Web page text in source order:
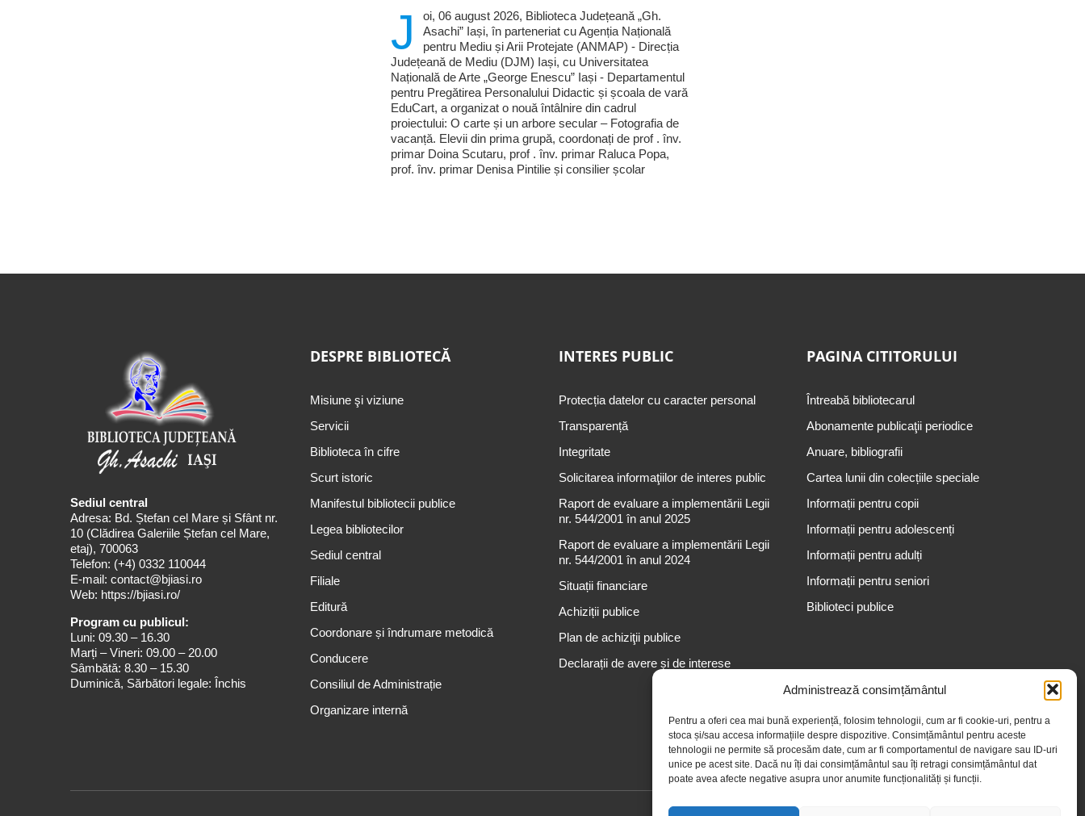
Administrează consimțământul
Pentru a oferi cea mai bună experiență, folosim tehnologii, cum ar fi cookie-uri, pentru a
stoca și/sau accesa informațiile despre dispozitive. Consimțământul pentru aceste
tehnologii ne permite să procesăm date, cum ar fi comportamentul de navigare sau ID-uri
unice pe acest site. Dacă nu îți dai consimțământul sau îți retragi consimțământul dat
poate avea afecte negative asupra unor anumite funcționalități și funcții.
J
oi, 06 august 2026, Biblioteca Județeană „Gh.
Asachi” Iași, în parteneriat cu Agenția Națională
pentru Mediu și Arii Protejate (ANMAP) - Direcția
Județeană de Mediu (DJM) Iași, cu Universitatea
Națională de Arte „George Enescu” Iași - Departamentul
pentru Pregătirea Personalului Didactic și școala de vară
EduCart, a organizat o nouă întâlnire din cadrul
proiectului: O carte și un arbore secular – Fotografia de
vacanță. Elevii din prima grupă, coordonați de prof . înv.
primar Doina Scutaru, prof . înv. primar Raluca Popa,
prof. înv. primar Denisa Pintilie și consilier școlar
Sediul central
Adresa: Bd. Ștefan cel Mare și Sfânt nr.
10 (Clădirea Galeriile Ștefan cel Mare,
etaj), 700063
Telefon: (+4) 0332 110044
E-mail: contact@bjiasi.ro
Web: https://bjiasi.ro/
Program cu publicul:
Luni: 09.30 – 16.30
Marți – Vineri: 09.00 – 20.00
Sâmbătă: 8.30 – 15.30
Duminică, Sărbători legale: Închis
DESPRE BIBLIOTECĂ
Misiune şi viziune
Servicii
Biblioteca în cifre
Scurt istoric
Manifestul bibliotecii publice
Legea bibliotecilor
Sediul central
Filiale
Editură
Coordonare și îndrumare metodică
Conducere
Consiliul de Administrație
Organizare internă
INTERES PUBLIC
Protecția datelor cu caracter personal
Transparență
Integritate
Solicitarea informaţiilor de interes public
Raport de evaluare a implementării Legii
nr. 544/2001 în anul 2025
Raport de evaluare a implementării Legii
nr. 544/2001 în anul 2024
Situații financiare
Achiziții publice
Plan de achiziţii publice
Declarații de avere și de interese
PAGINA CITITORULUI
Întreabă bibliotecarul
Abonamente publicaţii periodice
Anuare, bibliografii
Cartea lunii din colecțiile speciale
Informații pentru copii
Informații pentru adolescenți
Informații pentru adulți
Informații pentru seniori
Biblioteci publice